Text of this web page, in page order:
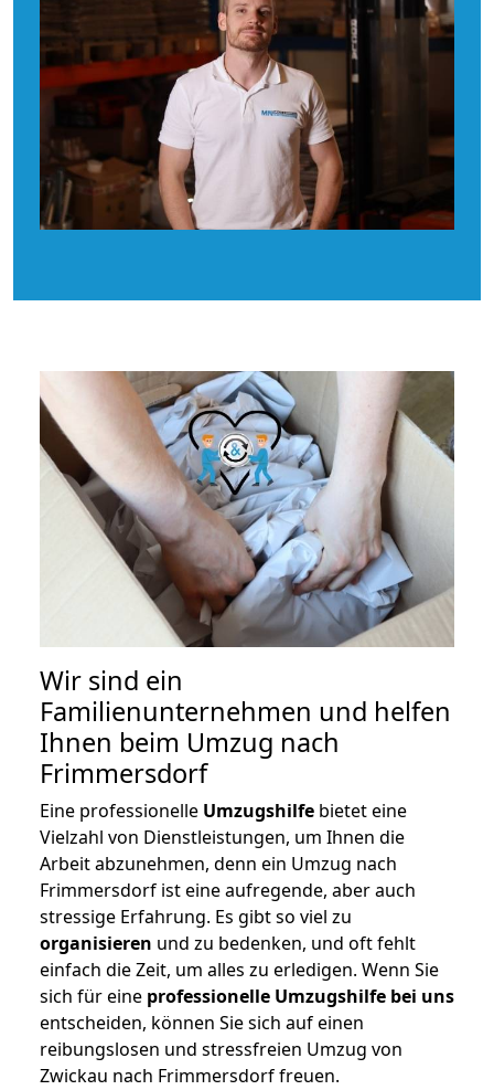
Wir sind ein
Familienunternehmen und helfen
Ihnen beim Umzug nach
Frimmersdorf
Eine professionelle Umzugshilfe bietet eine
Vielzahl von Dienstleistungen, um Ihnen die
Arbeit abzunehmen, denn ein Umzug nach
Frimmersdorf ist eine aufregende, aber auch
stressige Erfahrung. Es gibt so viel zu
organisieren und zu bedenken, und oft fehlt
einfach die Zeit, um alles zu erledigen. Wenn Sie
sich für eine professionelle Umzugshilfe bei uns
entscheiden, können Sie sich auf einen
reibungslosen und stressfreien Umzug von
Zwickau nach Frimmersdorf freuen.